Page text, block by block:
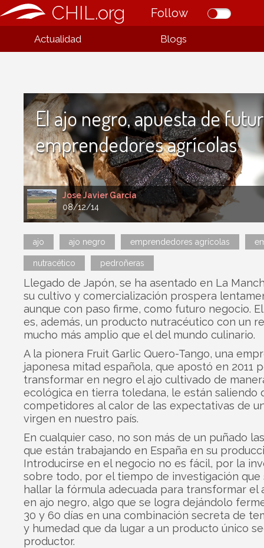
CHIL.org Follow
Actualidad Blogs
Jose Javier García
08/12/14
El ajo negro, apuesta de
emprendedores agrícolas
ajo ajo negro emprendedores agrícolas
nutracético pedroñeras
Llegado de Japón, se ha asentado en La
su cultivo y comercialización prospera
aunque con paso firme, como futuro negocio.
es, además, un producto nutracéutico con un
mucho más amplio que el del mundo culinario.
A la pionera Fruit Garlic Quero-Tango, una
japonesa mitad española, que apostó en 2011
transformar en negro el ajo cultivado de
ecológica en tierra toledana, le están saliendo
competidores al calor de las expectativas de
virgen en nuestro país.
En cualquier caso, no son más de un puñado
que están trabajando en España en su
Introducirse en el negocio no es fácil, por la
sobre todo, por el tiempo de investigación que
hallar la fórmula adecuada para transformar el
en ajo negro, algo que se logra dejándolo
30 y 60 días en una combinación secreta de
y humedad que da lugar a un producto único
productor.